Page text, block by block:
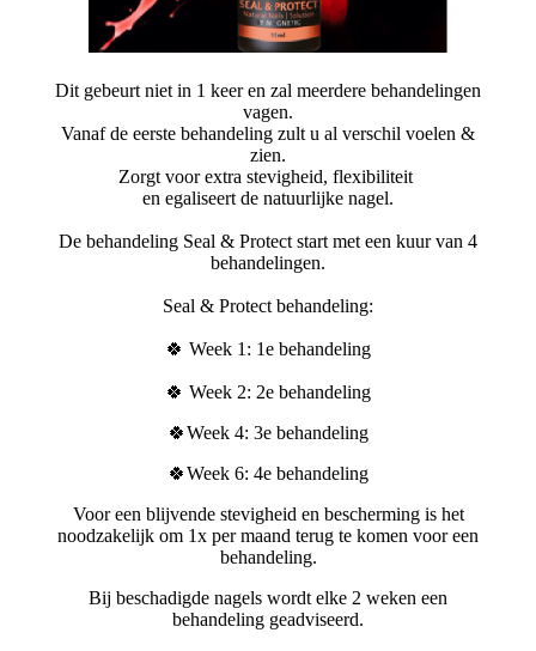
Dit gebeurt niet in 1 keer en zal meerdere behandelingen
vagen.
Vanaf de eerste behandeling zult u al verschil voelen &
zien.
Zorgt voor extra stevigheid, flexibiliteit
en egaliseert de natuurlijke nagel.
De behandeling Seal & Protect start met een kuur van 4
behandelingen.
Seal & Protect behandeling:
🍀 Week 1: 1e behandeling
🍀 Week 2: 2e behandeling
🍀Week 4: 3e behandeling
🍀Week 6: 4e behandeling
Voor een blijvende stevigheid en bescherming is het
noodzakelijk om 1x per maand terug te komen voor een
behandeling.
Bij beschadigde nagels wordt elke 2 weken een
behandeling geadviseerd.